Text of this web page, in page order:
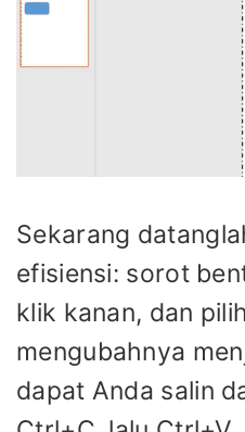
Sekarang
efisiensi: sorot
klik kanan, dan pilih
mengubahnya
dapat Anda salin